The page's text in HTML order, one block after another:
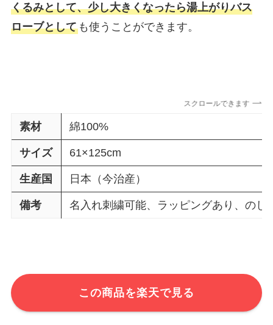
くるみとして、少し大きくなったら湯上がりバス
ローブとしても使うことができます。
スクロールできます
素材 綿100%
サイズ 61×125cm
生産国 日本（今治産）
備考 名入れ刺繍可能、ラッピングあり、の
この商品を楽天で見る